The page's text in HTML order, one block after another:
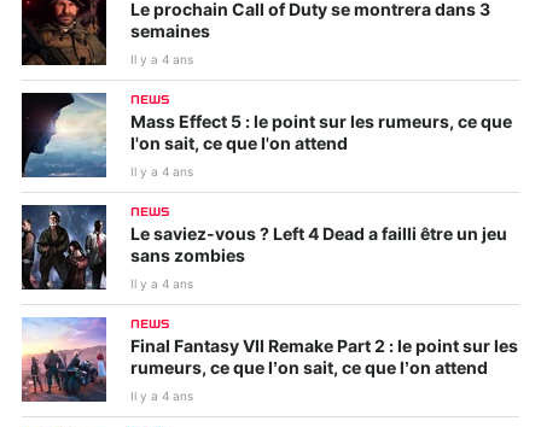
Le prochain Call of Duty se montrera dans 3
semaines
Il y a 4 ans
NEWS
Mass Effect 5 : le point sur les rumeurs, ce que
l'on sait, ce que l'on attend
Il y a 4 ans
NEWS
Le saviez-vous ? Left 4 Dead a failli être un jeu
sans zombies
Il y a 4 ans
NEWS
Final Fantasy VII Remake Part 2 : le point sur les
rumeurs, ce que l’on sait, ce que l’on attend
Il y a 4 ans